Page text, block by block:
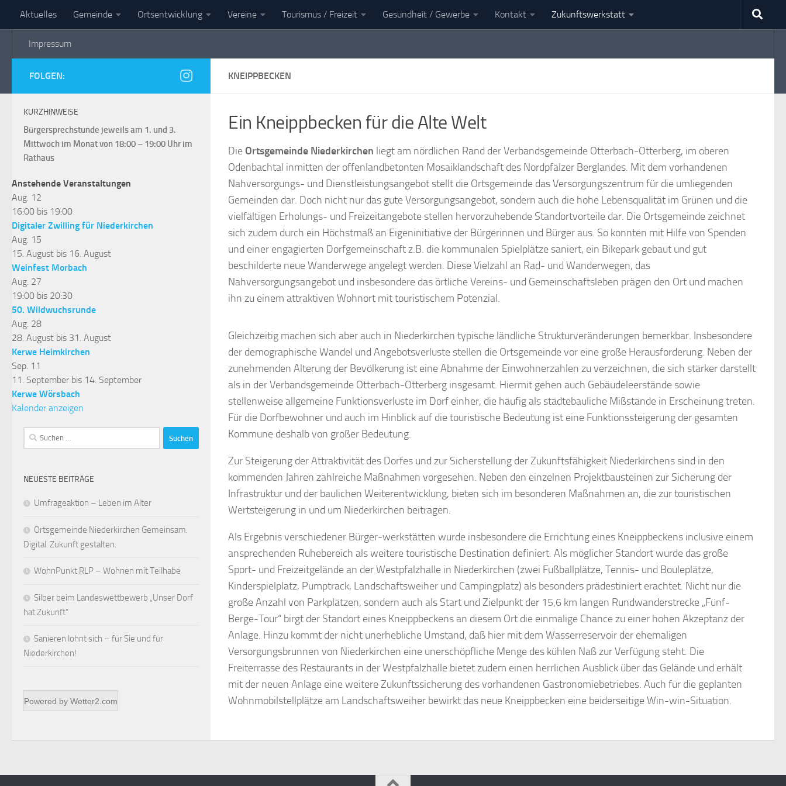
Zum Inhalt springen
Aktuelles Gemeinde Ortsentwicklung Vereine Tourismus / Freizeit Gesundheit / Gewerbe Kontakt Zukunftswerkstatt
Gemeinde Niederkirchen
Impressum
KNEIPPBECKEN
Ein Kneippbecken für die Alte Welt
Die Ortsgemeinde Niederkirchen liegt am nördlichen Rand der Verbandsgemeinde Otterbach-Otterberg, im oberen
Odenbachtal inmitten der offenlandbetonten Mosaiklandschaft des Nordpfälzer Berglandes. Mit dem vorhandenen
Nahversorgungs- und Dienstleistungsangebot stellt die Ortsgemeinde das Versorgungszentrum für die umliegenden
Gemeinden dar. Doch nicht nur das gute Versorgungsangebot, sondern auch die hohe Lebensqualität im Grünen und die
vielfältigen Erholungs- und Freizeitangebote stellen hervorzuhebende Standortvorteile dar. Die Ortsgemeinde zeichnet
sich zudem durch ein Höchstmaß an Eigeninitiative der Bürgerinnen und Bürger aus. So konnten mit Hilfe von Spenden
und einer engagierten Dorfgemeinschaft z.B. die kommunalen Spielplätze saniert, ein Bikepark gebaut und gut
beschilderte neue Wanderwege angelegt werden. Diese Vielzahl an Rad- und Wanderwegen, das
Nahversorgungsangebot und insbesondere das örtliche Vereins- und Gemeinschaftsleben prägen den Ort und machen
ihn zu einem attraktiven Wohnort mit touristischem Potenzial.
Gleichzeitig machen sich aber auch in Niederkirchen typische ländliche Strukturveränderungen bemerkbar. Insbesondere
der demographische Wandel und Angebotsverluste stellen die Ortsgemeinde vor eine große Herausforderung. Neben der
zunehmenden Alterung der Bevölkerung ist eine Abnahme der Einwohnerzahlen zu verzeichnen, die sich stärker darstellt
als in der Verbandsgemeinde Otterbach-Otterberg insgesamt. Hiermit gehen auch Gebäudeleerstände sowie
stellenweise allgemeine Funktionsverluste im Dorf einher, die häufig als städtebauliche Mißstände in Erscheinung treten.
Für die Dorfbewohner und auch im Hinblick auf die touristische Bedeutung ist eine Funktionssteigerung der gesamten
Kommune deshalb von großer Bedeutung.
Zur Steigerung der Attraktivität des Dorfes und zur Sicherstellung der Zukunftsfähigkeit Niederkirchens sind in den
kommenden Jahren zahlreiche Maßnahmen vorgesehen. Neben den einzelnen Projektbausteinen zur Sicherung der
Infrastruktur und der baulichen Weiterentwicklung, bieten sich im besonderen Maßnahmen an, die zur touristischen
Wertsteigerung in und um Niederkirchen beitragen.
Als Ergebnis verschiedener Bürger-werkstätten wurde insbesondere die Errichtung eines Kneippbeckens inclusive einem
ansprechenden Ruhebereich als weitere touristische Destination definiert. Als möglicher Standort wurde das große
Sport- und Freizeitgelände an der Westpfalzhalle in Niederkirchen (zwei Fußballplätze, Tennis- und Bouleplätze,
Kinderspielplatz, Pumptrack, Landschaftsweiher und Campingplatz) als besonders prädestiniert erachtet. Nicht nur die
große Anzahl von Parkplätzen, sondern auch als Start und Zielpunkt der 15,6 km langen Rundwanderstrecke „Fünf-
Berge-Tour“ birgt der Standort eines Kneippbeckens an diesem Ort die einmalige Chance zu einer hohen Akzeptanz der
Anlage. Hinzu kommt der nicht unerhebliche Umstand, daß hier mit dem Wasserreservoir der ehemaligen
Versorgungsbrunnen von Niederkirchen eine unerschöpfliche Menge des kühlen Naß zur Verfügung steht. Die
Freiterrasse des Restaurants in der Westpfalzhalle bietet zudem einen herrlichen Ausblick über das Gelände und erhält
mit der neuen Anlage eine weitere Zukunftssicherung des vorhandenen Gastronomiebetriebes. Auch für die geplanten
Wohnmobilstellplätze am Landschaftsweiher bewirkt das neue Kneippbecken eine beiderseitige Win-win-Situation.
FOLGEN:
KURZHINWEISE
Bürgersprechstunde jeweils am 1. und 3.
Mittwoch im Monat von 18:00 – 19:00 Uhr im
Rathaus
Anstehende Veranstaltungen
Aug. 12
16:00 bis 19:00
Digitaler Zwilling für Niederkirchen
Aug. 15
15. August bis 16. August
Weinfest Morbach
Aug. 27
19:00 bis 20:30
50. Wildwuchsrunde
Aug. 28
28. August bis 31. August
Kerwe Heimkirchen
Sep. 11
11. September bis 14. September
Kerwe Wörsbach
Kalender anzeigen
Suchen
nach:
NEUESTE BEITRÄGE
Umfrageaktion – Leben im Alter
Ortsgemeinde Niederkirchen Gemeinsam.
Digital. Zukunft gestalten.
WohnPunkt RLP – Wohnen mit Teilhabe
Silber beim Landeswettbewerb „Unser Dorf
hat Zukunft“
Sanieren lohnt sich – für Sie und für
Niederkirchen!
Powered by Wetter2.com